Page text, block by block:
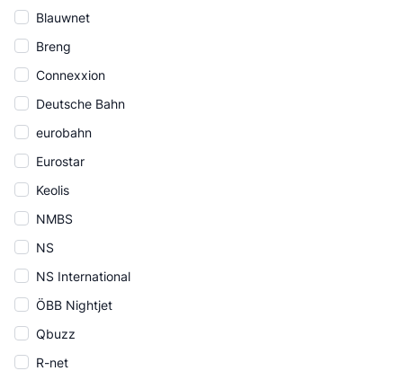
Blauwnet
Breng
Connexxion
Deutsche Bahn
eurobahn
Eurostar
Keolis
NMBS
NS
NS International
ÖBB Nightjet
Qbuzz
R-net